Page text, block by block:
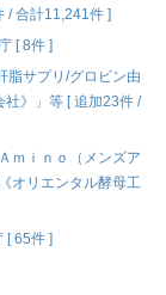
/ 合計11,241件 ]
[ 8件 ]
サプリ/グロビン由
》」等 [ 追加23件 /
ｍｉｎｏ（メンズア
オリエンタル酵母工
[ 65件 ]